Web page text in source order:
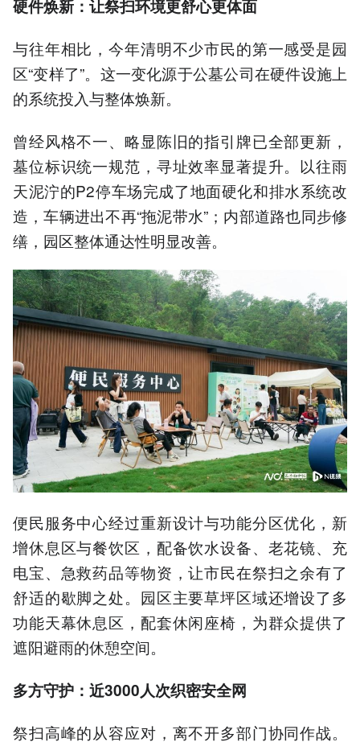
硬件焕新：让祭扫环境更舒心更体面
与往年相比，今年清明不少市民的第一感受是园
区“变样了”。这一变化源于公墓公司在硬件设施上
的系统投入与整体焕新。
曾经风格不一、略显陈旧的指引牌已全部更新，
墓位标识统一规范，寻址效率显著提升。以往雨
天泥泞的P2停车场完成了地面硬化和排水系统改
造，车辆进出不再“拖泥带水”；内部道路也同步修
缮，园区整体通达性明显改善。
便民服务中心经过重新设计与功能分区优化，新
增休息区与餐饮区，配备饮水设备、老花镜、充
电宝、急救药品等物资，让市民在祭扫之余有了
舒适的歇脚之处。园区主要草坪区域还增设了多
功能天幕休息区，配套休闲座椅，为群众提供了
遮阳避雨的休憩空间。
多方守护：近3000人次织密安全网
祭扫高峰的从容应对，离不开多部门协同作战。